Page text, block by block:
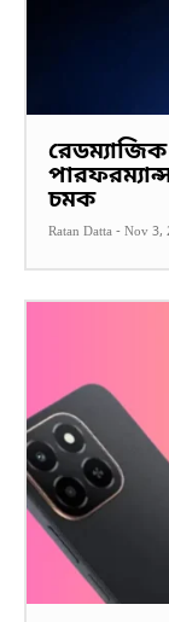
চমক
Ratan Datta - Nov 3,